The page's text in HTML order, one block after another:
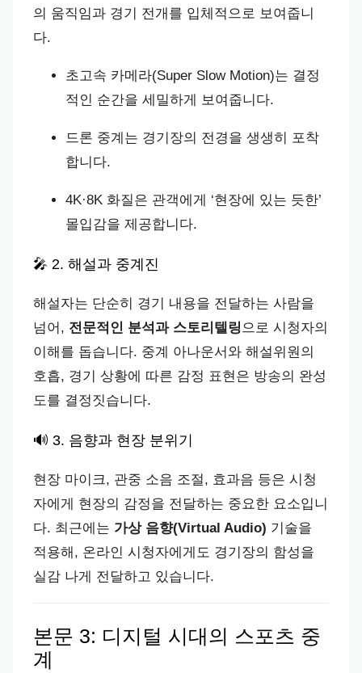
의 움직임과 경기 전개를 입체적으로 보여줍니
다.
초고속 카메라(Super Slow Motion)는 결정
적인 순간을 세밀하게 보여줍니다.
드론 중계는 경기장의 전경을 생생히 포착
합니다.
4K·8K 화질은 관객에게 ‘현장에 있는 듯한’
몰입감을 제공합니다.
🎤 2. 해설과 중계진
해설자는 단순히 경기 내용을 전달하는 사람을
넘어, 전문적인 분석과 스토리텔링으로 시청자의
이해를 돕습니다. 중계 아나운서와 해설위원의
호흡, 경기 상황에 따른 감정 표현은 방송의 완성
도를 결정짓습니다.
🔊 3. 음향과 현장 분위기
현장 마이크, 관중 소음 조절, 효과음 등은 시청
자에게 현장의 감정을 전달하는 중요한 요소입니
다. 최근에는 가상 음향(Virtual Audio) 기술을
적용해, 온라인 시청자에게도 경기장의 함성을
실감 나게 전달하고 있습니다.
본문 3: 디지털 시대의 스포츠 중
계